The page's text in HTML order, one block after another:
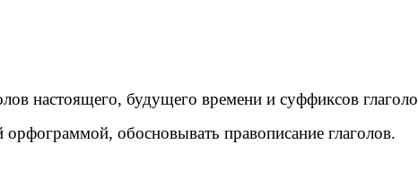
настоящего, будущего времени и суффиксов
обосновывать правописание глаголов.